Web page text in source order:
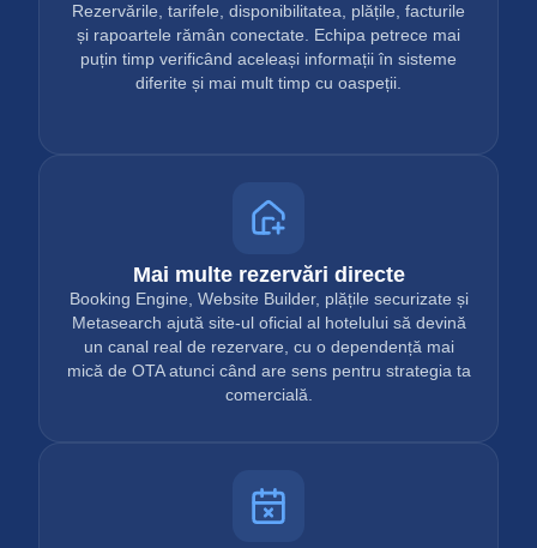
Rezervările, tarifele, disponibilitatea, plățile, facturile
și rapoartele rămân conectate. Echipa petrece mai
puțin timp verificând aceleași informații în sisteme
diferite și mai mult timp cu oaspeții.
Mai multe rezervări directe
Booking Engine, Website Builder, plățile securizate și
Metasearch ajută site-ul oficial al hotelului să devină
un canal real de rezervare, cu o dependență mai
mică de OTA atunci când are sens pentru strategia ta
comercială.